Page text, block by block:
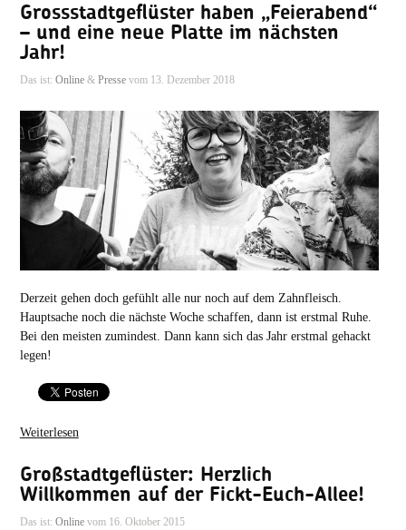
Grossstadtgeflüster haben „Feierabend“
– und eine neue Platte im nächsten
Jahr!
Das ist: Online& Pressevom 13. Dezember 2018
Derzeit gehen doch gefühlt alle nur noch auf dem Zahnfleisch.
Hauptsache noch die nächste Woche schaffen, dann ist erstmal Ruhe.
Bei den meisten zumindest. Dann kann sich das Jahr erstmal gehackt
legen!
Weiterlesen
Großstadtgeflüster: Herzlich
Willkommen auf der Fickt-Euch-Allee!
Das ist: Onlinevom 16. Oktober 2015